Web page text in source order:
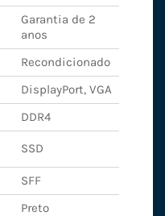
Garantia de 2
anos
Recondicionado
DisplayPort, VGA
DDR4
SSD
SFF
Preto